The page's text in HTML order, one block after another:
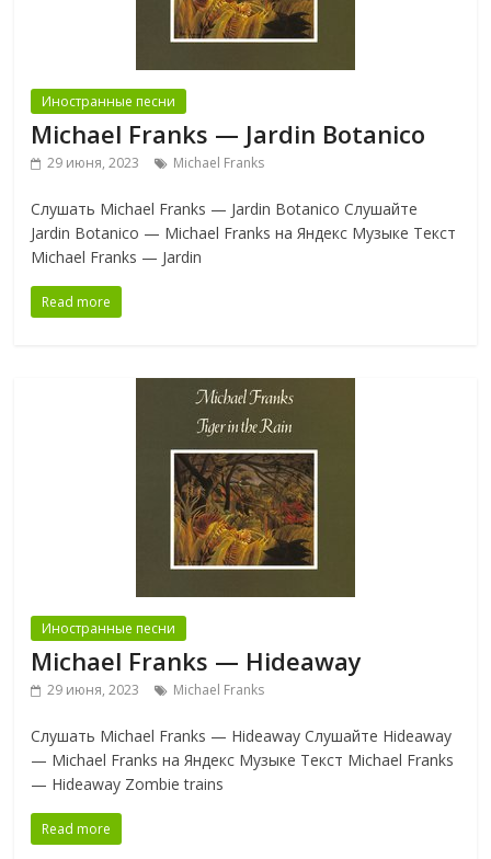
Иностранные песни
Michael Franks — Jardin Botanico
29 июня, 2023 Michael Franks
Слушать Michael Franks — Jardin Botanico Слушайте
Jardin Botanico — Michael Franks на Яндекс Музыке Текст
Michael Franks — Jardin
Read more
Иностранные песни
Michael Franks — Hideaway
29 июня, 2023 Michael Franks
Слушать Michael Franks — Hideaway Слушайте Hideaway
— Michael Franks на Яндекс Музыке Текст Michael Franks
— Hideaway Zombie trains
Read more